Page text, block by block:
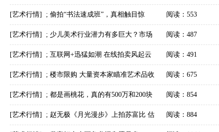
种，你全都知道吗
[艺术行情] ; 偷拍“书法速成班”，真相触目惊
心！
阅读：553
[艺术行情] ; 少儿美术行业潜力有多巨大？市场
全面解析！春风十里不如今朝遇见你！
阅读：487
[艺术行情] ; 互联网+迅猛如潮 在线拍卖风起云
涌
阅读：491
[艺术行情] ; 楼市限购 大量资本家瞄准艺术品收
藏市场
阅读：675
[艺术行情] ; 都是画桃花，真的有500万和200块
的差距吗？
阅读：854
[艺术行情] ; 赵无极《月光漫步》上拍苏富比 估 阅读：884